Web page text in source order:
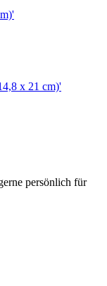
persönlich für